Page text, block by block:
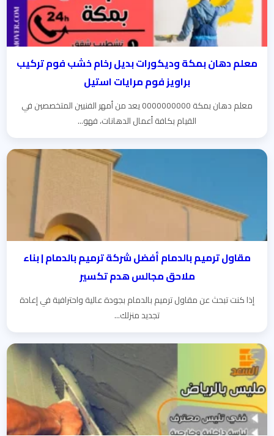
معلم دهان بمكة وديكورات بديل رخام خشب فوم تركيب
براويز فوم مرايات استيل
معلم دهان بمكة 0000000000 يعد من أمهر الفنيين المتخصصين في
القيام بكافة أعمال الدهانات، فهو...
مقاول ترميم بالدمام أفضل شركة ترميم بالدمام | بناء
ملاحق مجالس هدم تكسير
إذا كنت تبحث عن مقاول ترميم بالدمام بجودة عالية واحترافية في إعادة
تجديد منزلك...